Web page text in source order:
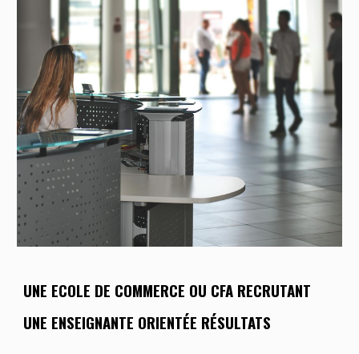
UNE ECOLE DE COMMERCE OU CFA RECRUTANT
UNE ENSEIGNANTE ORIENTÉE RÉSULTATS